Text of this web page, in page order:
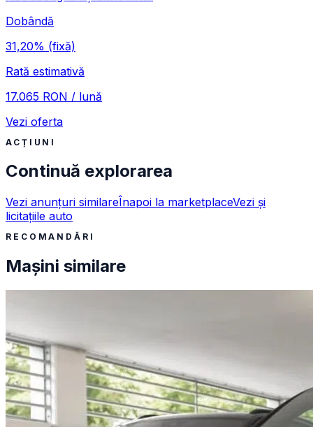
Dobândă
31,20% (fixă)
Rată estimativă
17.065 RON / lună
Vezi oferta
ACȚIUNI
Continuă explorarea
Vezi anunțuri similareÎnapoi la marketplaceVezi și
licitațiile auto
RECOMANDĂRI
Mașini similare